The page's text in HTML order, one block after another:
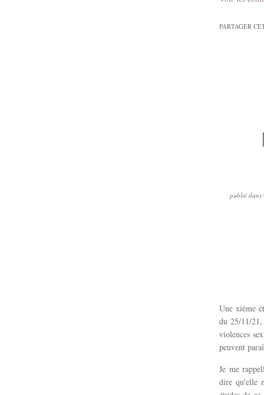
PARTAGER
publié dans
Une xième
du 25/11/
violences
peuvent
Je me
dire qu'elle